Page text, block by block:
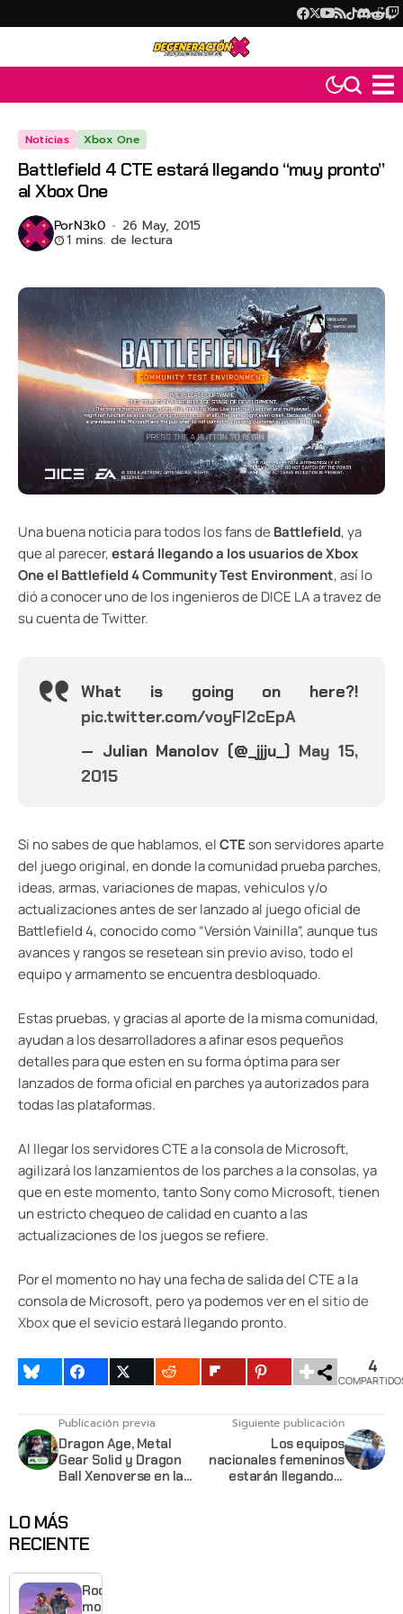
Noticias Xbox One
Battlefield 4 CTE estará llegando “muy pronto”
al Xbox One
PorN3k0 26 May, 2015
1 mins. de lectura
Una buena noticia para todos los fans de Battlefield, ya
que al parecer,estará llegando a los usuarios de Xbox
One el Battlefield 4 Community Test Environment, así lo
dió a conocer uno de los ingenieros de DICE LA a travez de
su cuenta de Twitter.
What is going on here?!
pic.twitter.com/voyFI2cEpA
— Julian Manolov (@_jjju_) May 15,
2015
Si no sabes de que hablamos, elCTEson servidores aparte
del juego original, en donde la comunidad prueba parches,
ideas, armas, variaciones de mapas, vehiculos y/o
actualizaciones antes de ser lanzado al juego oficial de
Battlefield 4, conocido como “Versión Vainilla”, aunque tus
avances y rangos se resetean sin previo aviso, todo el
equipo y armamento se encuentra desbloquado.
Estas pruebas, y gracias al aporte de la misma comunidad,
ayudan a los desarrolladores a afinar esos pequeños
detalles para que esten en su forma óptima para ser
lanzados de forma oficial en parches ya autorizados para
todas las plataformas.
Al llegar los servidores CTE a la consola de Microsoft,
agilizará los lanzamientos de los parches a la consolas, ya
que en este momento, tanto Sony como Microsoft, tienen
un estricto chequeo de calidad en cuanto a las
actualizaciones de los juegos se refiere.
Por el momento no hay una fecha de salida del CTE a la
consola de Microsoft, pero ya podemos ver en elsitio de
Xboxque el sevicio estará llegando pronto.
4
Publicación previa
Dragon Age, Metal
Gear Solid y Dragon
Ball Xenoverse en la
Siguiente publicación
Los equipos
nacionales femeninos
estarán llegando a
LO MÁS
RECIENTE
Rockstar
mostrará